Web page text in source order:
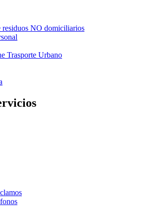
residuos NO domiciliarios
Trasporte Urbano